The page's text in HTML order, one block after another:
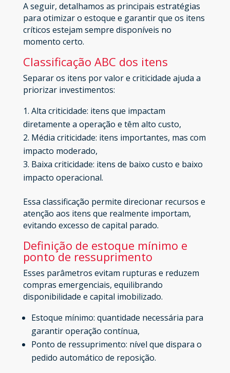
A seguir, detalhamos as principais estratégias
para otimizar o estoque e garantir que os itens
críticos estejam sempre disponíveis no
momento certo.
Classificação ABC dos itens
Separar os itens por valor e criticidade ajuda a
priorizar investimentos:
Alta criticidade: itens que impactam
diretamente a operação e têm alto custo,
Média criticidade: itens importantes, mas com
impacto moderado,
Baixa criticidade: itens de baixo custo e baixo
impacto operacional.
Essa classificação permite direcionar recursos e
atenção aos itens que realmente importam,
evitando excesso de capital parado.
Definição de estoque mínimo e
ponto de ressuprimento
Esses parâmetros evitam rupturas e reduzem
compras emergenciais, equilibrando
disponibilidade e capital imobilizado.
Estoque mínimo: quantidade necessária para
garantir operação contínua,
Ponto de ressuprimento: nível que dispara o
pedido automático de reposição.